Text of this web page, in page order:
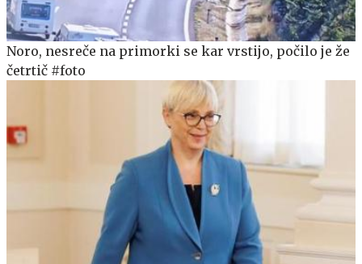
Noro, nesreče na primorki se kar vrstijo, počilo je že
četrtič #foto